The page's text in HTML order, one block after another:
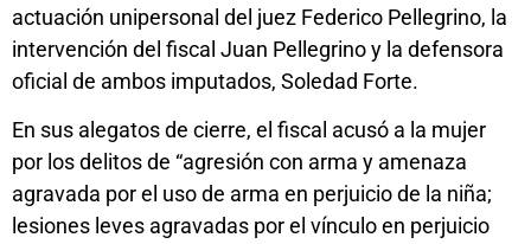
actuación unipersonal del juez Federico Pellegrino, la
intervención del fiscal Juan Pellegrino y la defensora
oficial de ambos imputados, Soledad Forte.
En sus alegatos de cierre, el fiscal acusó a la mujer
por los delitos de “agresión con arma y amenaza
agravada por el uso de arma en perjuicio de la niña;
lesiones leves agravadas por el vínculo en perjuicio